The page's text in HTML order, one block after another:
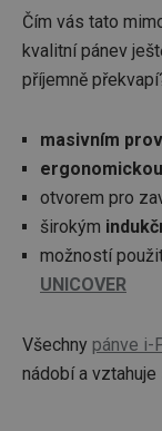
Čím vás tato
kvalitní pánev
příjemně
masivním
otvorem pro
širokým
možností
UNICOVER
Všechny pánve i-
nádobí a vztahuje